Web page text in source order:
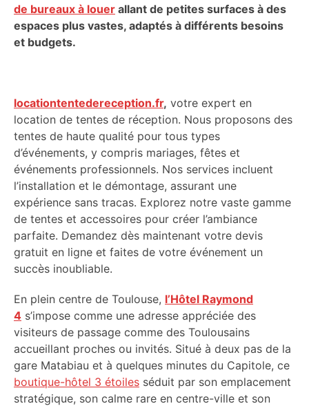
de bureaux à louer allant de petites surfaces à des
espaces plus vastes, adaptés à différents besoins
et budgets.
locationtentedereception.fr, votre expert en
location de tentes de réception. Nous proposons des
tentes de haute qualité pour tous types
d’événements, y compris mariages, fêtes et
événements professionnels. Nos services incluent
l’installation et le démontage, assurant une
expérience sans tracas. Explorez notre vaste gamme
de tentes et accessoires pour créer l’ambiance
parfaite. Demandez dès maintenant votre devis
gratuit en ligne et faites de votre événement un
succès inoubliable.
En plein centre de Toulouse, l’Hôtel Raymond
4 s’impose comme une adresse appréciée des
visiteurs de passage comme des Toulousains
accueillant proches ou invités. Situé à deux pas de la
gare Matabiau et à quelques minutes du Capitole, ce
boutique-hôtel 3 étoiles séduit par son emplacement
stratégique, son calme rare en centre-ville et son